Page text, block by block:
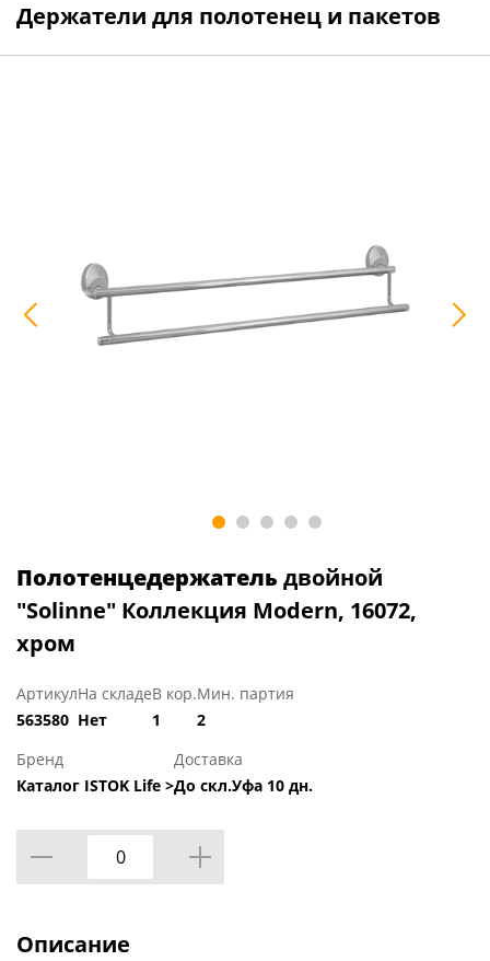
Держатели для полотенец и пакетов
Полотенцедержатель двойной
"Solinne" Коллекция Modern, 16072,
хром
Артикул
563580
На складе
Нет
В кор.
1
Мин. партия
2
Бренд
Каталог ISTOK Life >
Доставка
До скл.Уфа 10 дн.
Описание